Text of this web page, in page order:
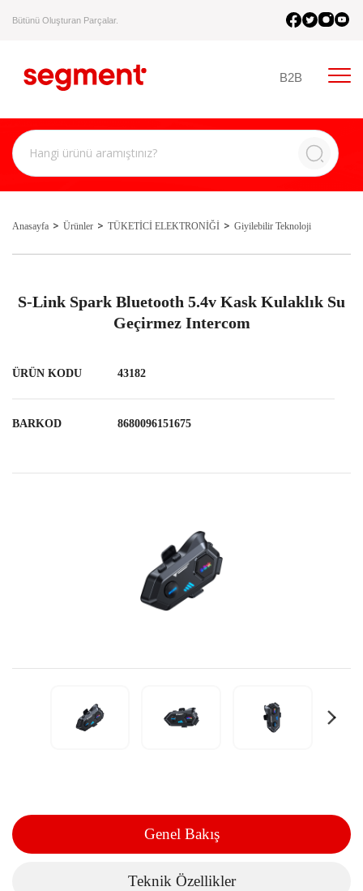
Bütünü Oluşturan Parçalar.
B2B
Anasayfa Ürünler TÜKETİCİ ELEKTRONİĞİ Giyilebilir Teknoloji
S-Link Spark Bluetooth 5.4v Kask Kulaklık Su
Geçirmez Intercom
ÜRÜN KODU 43182
BARKOD 8680096151675
Genel Bakış
Teknik Özellikler